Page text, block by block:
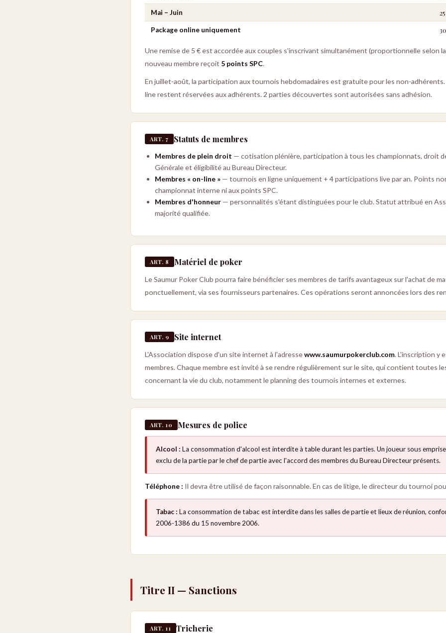
Mai – Juin
Package online uniquement
Une remise de 5 € est accordée aux couples s'inscrivant simultanément (proportionnelle selon
nouveau membre reçoit 5 points SPC.
En juillet-août, la participation aux tournois hebdomadaires est gratuite pour les non-
line restent réservées aux adhérents. 2 parties découvertes sont autorisées sans adhésion.
ART. 7 Statuts de membres
Membres de plein droit — cotisation plénière, participation à tous les championnats, droit
Générale et éligibilité au Bureau Directeur.
Membres « on-line » — tournois en ligne uniquement + 4 participations live par an. Points
championnat interne ni aux points SPC.
Membres d'honneur — personnalités s'étant distinguées pour le club. Statut attribué en
majorité qualifiée.
ART. 8 Matériel de poker
Le Saumur Poker Club pourra faire bénéficier ses membres de tarifs avantageux sur l'achat de
ponctuellement, via ses fournisseurs partenaires. Ces opérations seront annoncées lors des
ART. 9 Site internet
L'Association dispose d'un site internet à l'adressewww.saumurpokerclub.com. L'inscription y
membres. Chaque membre est invité à se rendre régulièrement sur le site, qui contient toutes
concernant la vie du club, notamment le planning des tournois internes et externes.
ART. 10 Mesures de police
Alcool : La consommation d'alcool est interdite à table durant les parties. Un joueur sous
exclu de la partie par le chef de partie avec l'accord des membres du Bureau Directeur présents.
Téléphone : Il devra être utilisé de façon raisonnable. En cas de litige, le directeur du tournoi
Tabac : La consommation de tabac est interdite dans les salles de partie et lieux de réunion,
2006-1386 du 15 novembre 2006.
Titre II — Sanctions
ART. 11 Tricherie